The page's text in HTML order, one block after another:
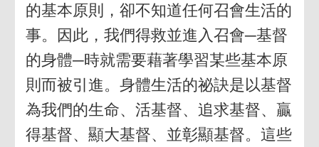
的基本原則，卻不知道任何召會生活的
事。因此，我們得救並進入召會─基督
的身體─時就需要藉著學習某些基本原
則而被引進。身體生活的祕訣是以基督
為我們的生命、活基督、追求基督、贏
得基督、顯大基督、並彰顯基督。這些